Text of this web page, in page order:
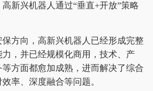
新兴机器人通过“垂直+开放”策略
方向，高新兴机器人已经形成完整
，并已经规模化商用，技术、产
方面都愈加成熟，进而解决了综合
率、深度融合等问题。